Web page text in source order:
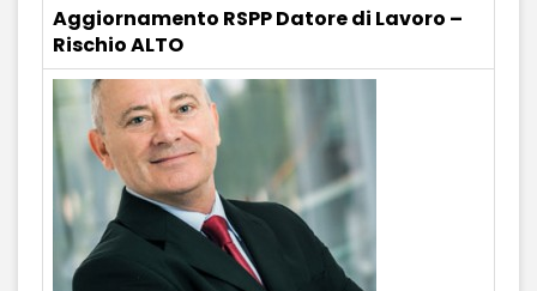
Aggiornamento RSPP Datore di Lavoro –
Rischio ALTO